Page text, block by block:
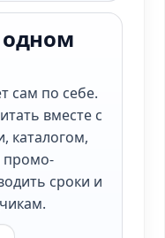
одном
сам по себе.
вместе с
каталогом,
промо-
сроки и